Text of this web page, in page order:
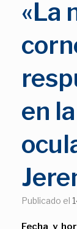
«La
en
Publicado el
Fecha y